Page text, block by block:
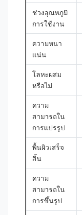
ช่วงอุณหภูมิ
การใช้งาน
ความหนา
แน่น
โลหะผสม
หรือไม่
ความ
สามารถใน
การแปรรูป
พื้นผิวเสร็จ
สิ้น
ความ
สามารถใน
การขึ้นรูป